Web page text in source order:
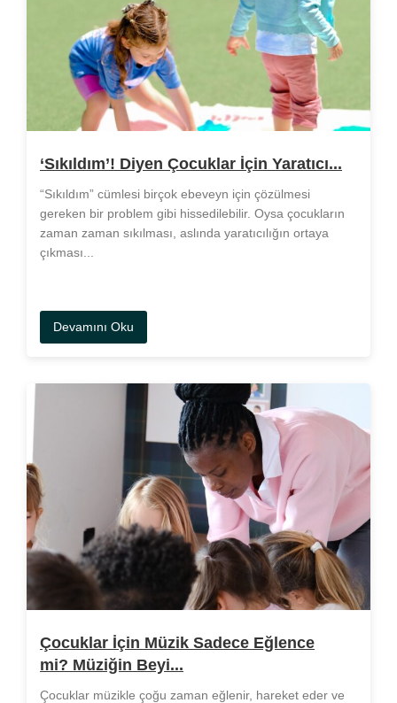
‘Sıkıldım’! Diyen Çocuklar İçin Yaratıcı...
“Sıkıldım” cümlesi birçok ebeveyn için çözülmesi
gereken bir problem gibi hissedilebilir. Oysa çocukların
zaman zaman sıkılması, aslında yaratıcılığın ortaya
çıkması...
Devamını Oku
Çocuklar İçin Müzik Sadece Eğlence
mi? Müziğin Beyi...
Çocuklar müzikle çoğu zaman eğlenir, hareket eder ve